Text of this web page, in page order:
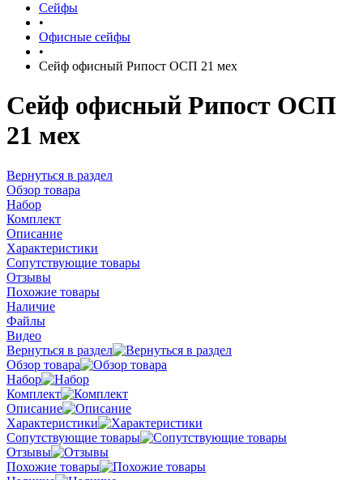
Сейфы
•
Офисные сейфы
•
Сейф офисный Рипост ОСП 21 мех
Сейф офисный Рипост ОСП
21 мех
Вернуться в раздел
Обзор товара
Набор
Комплект
Описание
Характеристики
Сопутствующие товары
Отзывы
Похожие товары
Наличие
Файлы
Видео
Вернуться в раздел
Обзор товара
Набор
Комплект
Описание
Характеристики
Сопутствующие товары
Отзывы
Похожие товары